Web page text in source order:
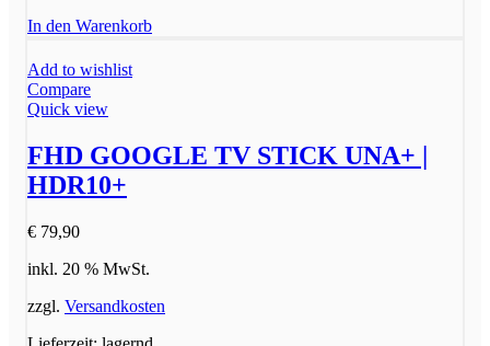
In den Warenkorb
Add to wishlist
Compare
Quick view
FHD GOOGLE TV STICK UNA+ |
HDR10+
€ 79,90
inkl. 20 % MwSt.
zzgl. Versandkosten